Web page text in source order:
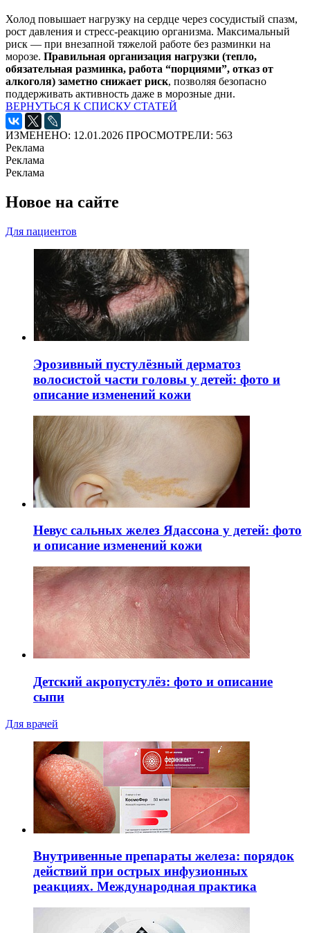
Холод повышает нагрузку на сердце через сосудистый спазм,
рост давления и стресс-реакцию организма. Максимальный
риск — при внезапной тяжелой работе без разминки на
морозе. Правильная организация нагрузки (тепло,
обязательная разминка, работа “порциями”, отказ от
алкоголя) заметно снижает риск, позволяя безопасно
поддерживать активность даже в морозные дни.
ВЕРНУТЬСЯ К СПИСКУ СТАТЕЙ
ИЗМЕНЕНО: 12.01.2026 ПРОСМОТРЕЛИ: 563
Реклама
Реклама
Реклама
Новое на сайте
Для пациентов
Эрозивный пустулёзный дерматоз
волосистой части головы у детей: фото и
описание изменений кожи
Невус сальных желез Ядассона у детей: фото
и описание изменений кожи
Детский акропустулёз: фото и описание
сыпи
Для врачей
Внутривенные препараты железа: порядок
действий при острых инфузионных
реакциях. Международная практика